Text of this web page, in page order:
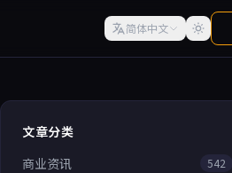
简体中文
文章分类
商业资讯
542